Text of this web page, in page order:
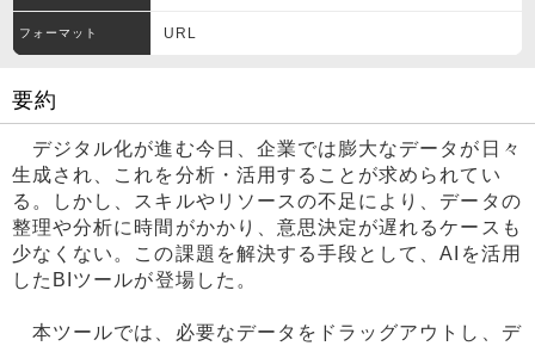
フォーマット URL
要約
デジタル化が進む今日、企業では膨大なデータが日々
生成され、これを分析・活用することが求められてい
る。しかし、スキルやリソースの不足により、データの
整理や分析に時間がかかり、意思決定が遅れるケースも
少なくない。この課題を解決する手段として、AIを活用
したBIツールが登場した。
本ツールでは、必要なデータをドラッグアウトし、デ